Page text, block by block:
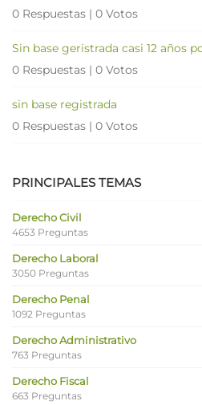
0 Respuestas | 0 Votos
Sin base geristrada casi 12 años
0 Respuestas | 0 Votos
sin base registrada
0 Respuestas | 0 Votos
PRINCIPALES TEMAS
Derecho Civil
4653 Preguntas
Derecho Laboral
3050 Preguntas
Derecho Penal
1092 Preguntas
Derecho Administrativo
763 Preguntas
Derecho Fiscal
663 Preguntas